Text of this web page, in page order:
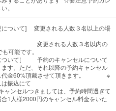
。
について] 変更される人数３名以上の場
人数３名以内の
可能です。
ついて］ 予約のキャンセルについて
す。ただ、それ以降の予約キャンセル
ス代金60%頂戴させて頂きます。 ※
振込にて
ャンセルつきましては、予約時間過ぎて
1人様2000円のキャンセル料金をいた